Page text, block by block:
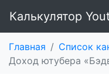
Калькулятор
Главная / Список
Доход ютубера